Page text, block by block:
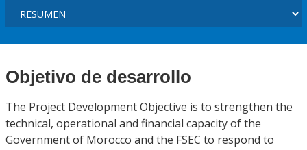
Objetivo de desarrollo
The Project Development Objective is to strengthen the
technical, operational and financial capacity of the
Government of Morocco and the FSEC to respond to